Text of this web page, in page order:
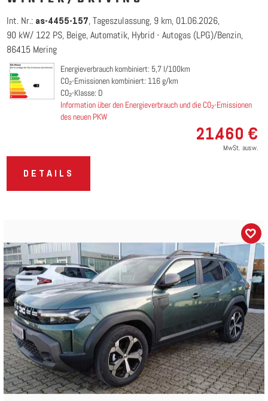
Int. Nr.: as-4455-157 Tageszulassung 9 km 01.06.2026
90 kW/ 122 PS Beige Automatik Hybrid - Autogas (LPG)/Benzin
86415 Mering
Energieverbrauch kombiniert: 5,7 l/100km
CO₂-Emissionen kombiniert: 116 g/km
CO₂-Klasse: D
Information über den Energieverbrauch und die CO₂-Emissionen
des neuen PKW
21.460 €
MwSt. ausw.
DETAILS